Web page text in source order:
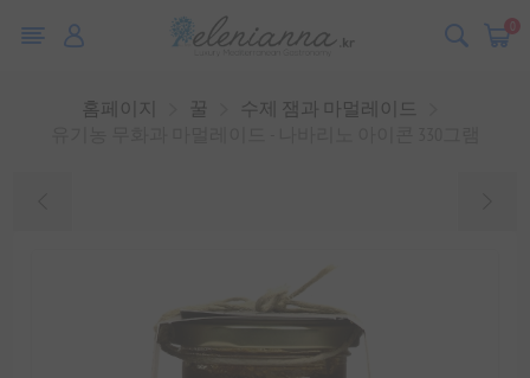
0
홈페이지 꿀
수제 잼과 마멀레이드